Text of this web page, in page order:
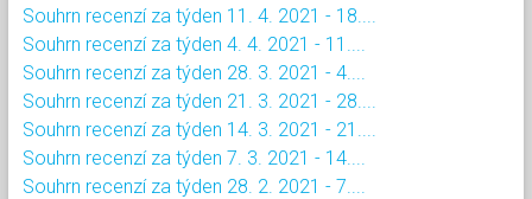
Souhrn recenzí za týden 11. 4. 2021 - 18....
Souhrn recenzí za týden 4. 4. 2021 - 11....
Souhrn recenzí za týden 28. 3. 2021 - 4....
Souhrn recenzí za týden 21. 3. 2021 - 28....
Souhrn recenzí za týden 14. 3. 2021 - 21....
Souhrn recenzí za týden 7. 3. 2021 - 14....
Souhrn recenzí za týden 28. 2. 2021 - 7....